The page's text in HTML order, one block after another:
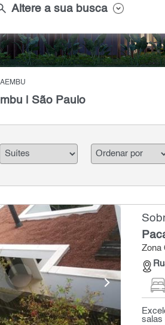
Altere a sua busca
| São Paulo
Zona
salas